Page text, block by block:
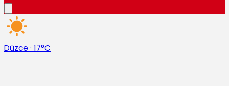
Düzce · 17°C